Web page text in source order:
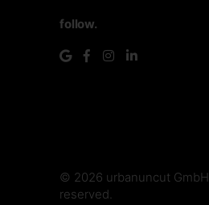
follow.
© 2026 urbanuncut GmbH
reserved.